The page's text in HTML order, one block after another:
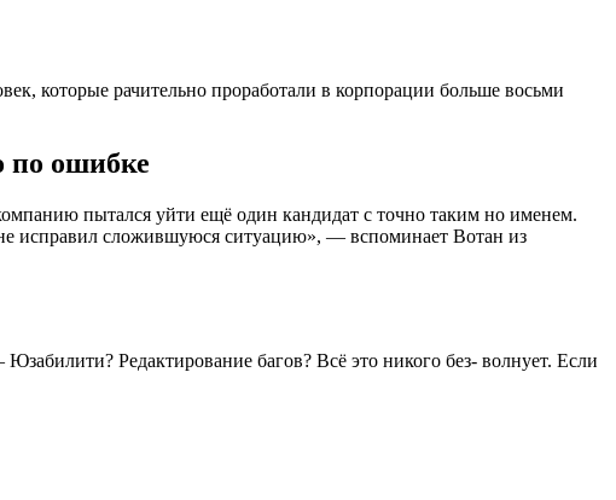
которые рачительно проработали в корпорации больше восьми
по ошибке
пытался уйти ещё один кандидат с точно таким но именем.
исправил сложившуюся ситуацию», — вспоминает Вотан из
Редактирование багов? Всё это никого без- волнует. Если